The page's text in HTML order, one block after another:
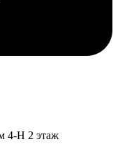
4-Н 2 этаж